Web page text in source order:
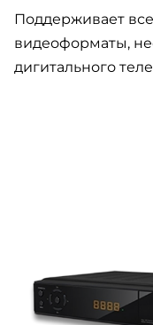
Контакты
Новости
Поддерживает
видеоформаты,
дигитального